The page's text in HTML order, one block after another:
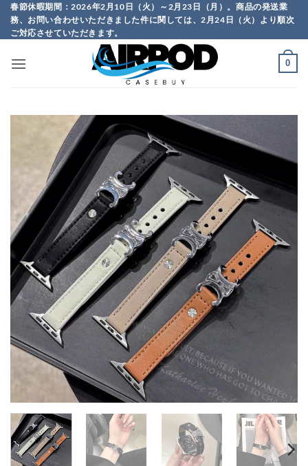
Skip
content
春節休暇期間：2026年2月10日（火）～2月23日（月）。商品の発送業
務、お問い合わせいただきました件に関しては、2月24日（火）より順次
ご対応させていただきます。
0